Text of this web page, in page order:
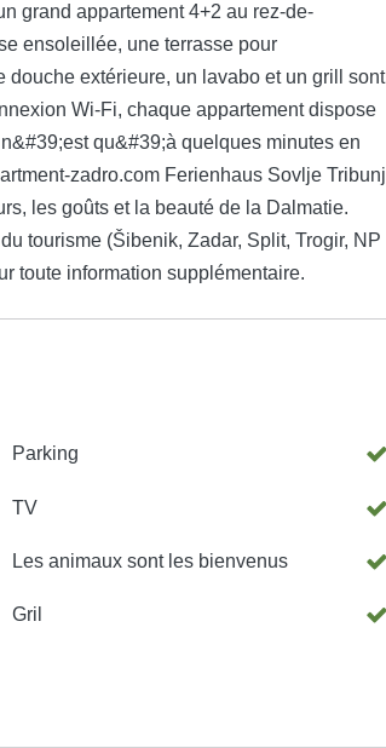
grand appartement 4+2 au rez-de-
ensoleillée, une terrasse pour
extérieure, un lavabo et un grill sont
Wi-Fi, chaque appartement dispose
qu&#39;à quelques minutes en
zadro.com Ferienhaus Sovlje Tribunj
les goûts et la beauté de la Dalmatie.
tourisme (Šibenik, Zadar, Split, Trogir, NP
toute information supplémentaire.
Parking
TV
Les animaux sont les bienvenus
Gril